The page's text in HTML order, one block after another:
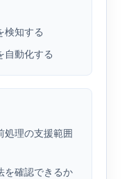
検知する
自動化する
処理の支援範囲
を確認できるか